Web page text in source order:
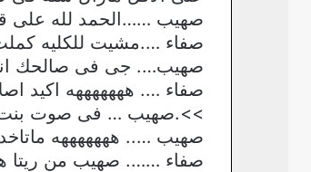
صهيب ……الحمد لله على
صفاء ….مشيت للكليه
صهيب…. جى فى صالحك
صفاء …. هههههههه اكيد
>>.صهيب … فى صوت بنت
صهيب ….. هههههههه
صفاء ……. صهيب من ريتا